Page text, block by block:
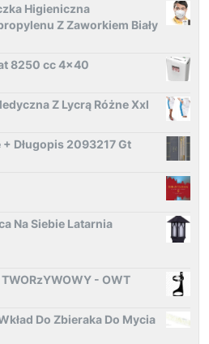
Higieniczna
Z Zaworkiem Biały
8250 cc 4x40
Z Lycrą Różne Xxl
Długopis 2093217 Gt
Na Siebie Latarnia
- OWT
Do Zbieraka Do Mycia